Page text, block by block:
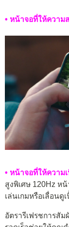
• หน้าจอที่ให้ความ
• หน้าจอที่ให้ควา
สูงพิเศษ 120Hz ห
เล่นเกมหรือเลื่อน
อัตรารีเฟรชการสั